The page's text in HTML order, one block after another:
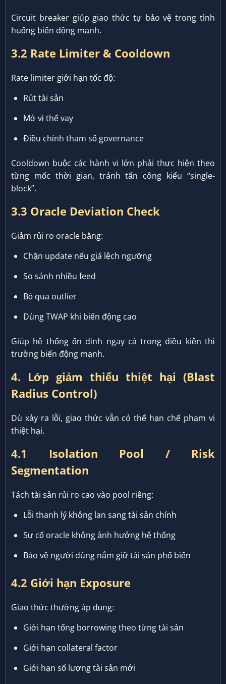
Circuit breaker giúp giao thức tự bảo vệ trong tình
huống biến động mạnh.
3.2 Rate Limiter & Cooldown
Rate limiter giới hạn tốc độ:
Rút tài sản
Mở vị thế vay
Điều chỉnh tham số governance
Cooldown buộc các hành vi lớn phải thực hiện theo
từng mốc thời gian, tránh tấn công kiểu “single-
block”.
3.3 Oracle Deviation Check
Giảm rủi ro oracle bằng:
Chặn update nếu giá lệch ngưỡng
So sánh nhiều feed
Bỏ qua outlier
Dùng TWAP khi biến động cao
Giúp hệ thống ổn định ngay cả trong điều kiện thị
trường biến động mạnh.
4. Lớp giảm thiểu thiệt hại (Blast
Radius Control)
Dù xảy ra lỗi, giao thức vẫn có thể hạn chế phạm vi
thiệt hại.
4.1 Isolation Pool / Risk
Segmentation
Tách tài sản rủi ro cao vào pool riêng:
Lỗi thanh lý không lan sang tài sản chính
Sự cố oracle không ảnh hưởng hệ thống
Bảo vệ người dùng nắm giữ tài sản phổ biến
4.2 Giới hạn Exposure
Giao thức thường áp dụng:
Giới hạn tổng borrowing theo từng tài sản
Giới hạn collateral factor
Giới hạn số lượng tài sản mới